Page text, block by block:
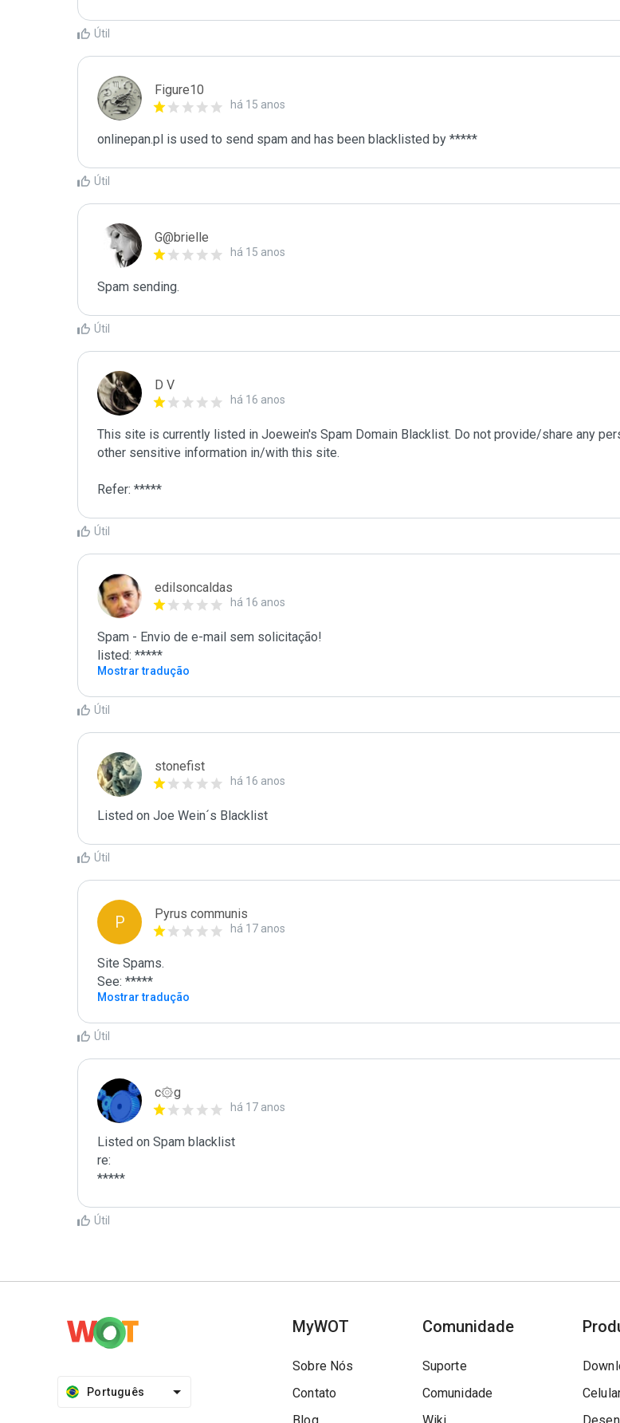
Útil
Figure10
há 15 anos
onlinepan.pl is used to send spam and has been blacklisted by *****
Útil
G@brielle
há 15 anos
Spam sending.
Útil
D V
há 16 anos
This site is currently listed in Joewein's Spam Domain Blacklist. Do not provide/share any
other sensitive information in/with this site.
Refer: *****
Útil
edilsoncaldas
há 16 anos
Spam - Envio de e-mail sem solicitação!
listed: *****
Mostrar tradução
Útil
stonefist
há 16 anos
Listed on Joe Wein´s Blacklist
Útil
P Pyrus communis
há 17 anos
Site Spams.
See: *****
Mostrar tradução
Útil
c۞g
há 17 anos
Listed on Spam blacklist
re:
*****
Útil
Português
MyWOT
Sobre Nós
Contato
Comunidade
Suporte
Comunidade